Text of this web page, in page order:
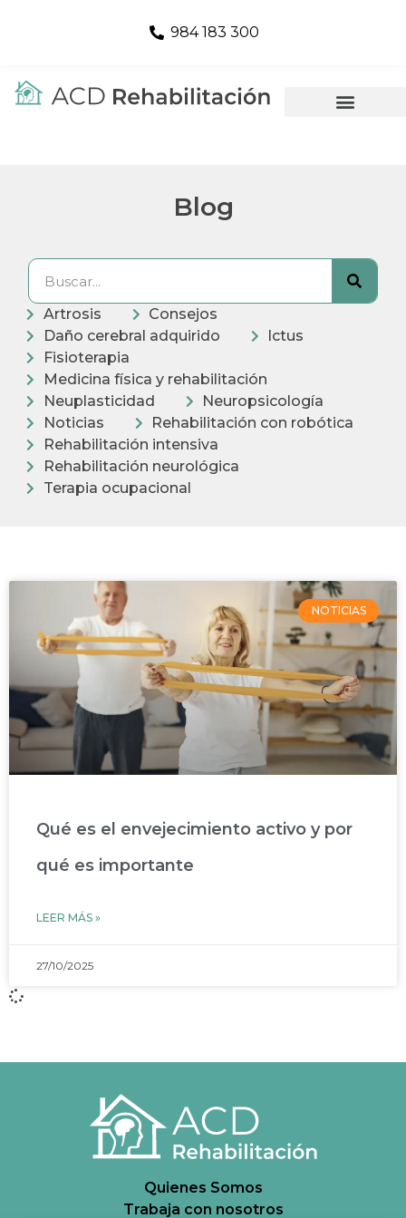
984 183 300
Blog
Artrosis
Consejos
Daño cerebral adquirido
Ictus
Fisioterapia
Medicina física y rehabilitación
Neuplasticidad
Neuropsicología
Noticias
Rehabilitación con robótica
Rehabilitación intensiva
Rehabilitación neurológica
Terapia ocupacional
NOTICIAS
Qué es el envejecimiento activo y por
qué es importante
LEER MÁS »
27/10/2025
Quienes Somos
Trabaja con nosotros